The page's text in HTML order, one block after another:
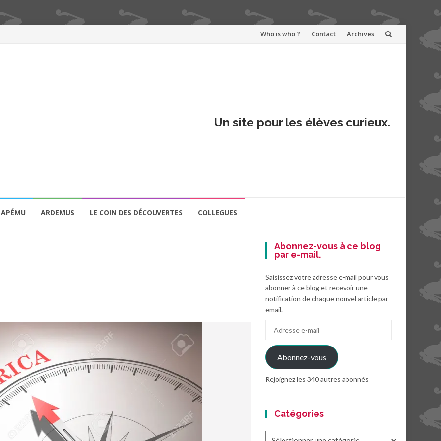
Aller
Who is who ? Contact Archives
Un site pour les élèves curieux.
APÉMU ARDEMUS LE COIN DES DÉCOUVERTES COLLEGUES
Abonnez-vous à ce blog
par e-mail.
Saisissez votre adresse e-mail pour vous
abonner à ce blog et recevoir une
notification de chaque nouvel article par
email.
mail
Abonnez-vous
Rejoignez les 340 autres abonnés
Catégories